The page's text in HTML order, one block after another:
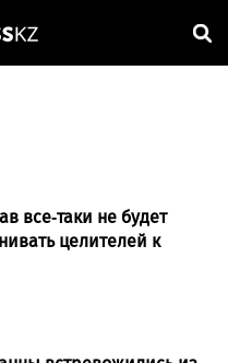
все-таки не будет
целителей к